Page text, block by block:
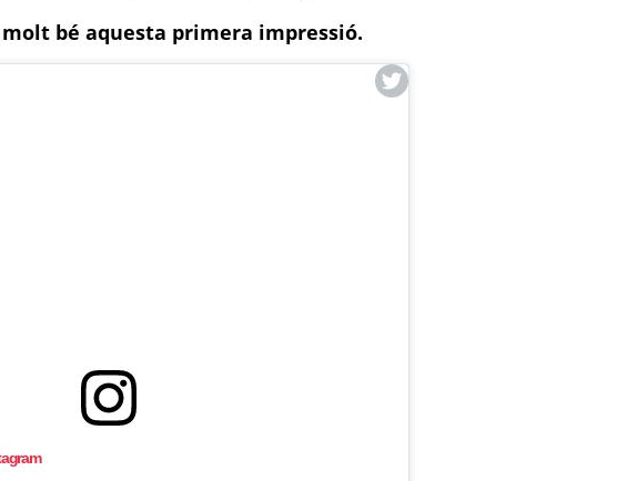
bé aquesta primera impressió.